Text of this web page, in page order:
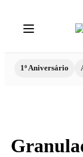
1º Aniversário